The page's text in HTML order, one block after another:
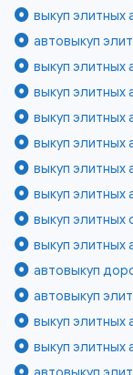
выкуп элитных
автовыкуп
выкуп элитных
выкуп элитных
выкуп элитных
выкуп элитных
выкуп элитных
выкуп элитных
выкуп элитных
выкуп элитных
автовыкуп
автовыкуп
выкуп элитных
выкуп элитных